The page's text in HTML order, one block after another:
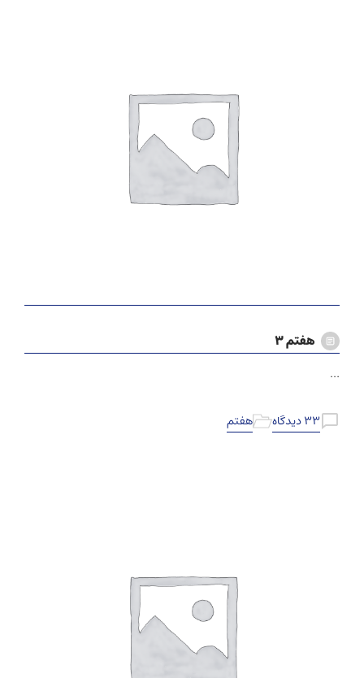
هفتم ۳
…
۳۳ دیدگاه هفتم